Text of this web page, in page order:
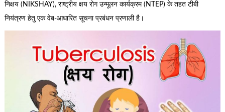
निक्षय (NIKSHAY), राष्ट्रीय क्षय रोग उन्मूलन कार्यक्रम (NTEP) के तहत टीबी
नियंत्रण हेतु एक वेब-आधारित सूचना प्रबंधन प्रणाली है।